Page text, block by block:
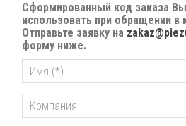
Сформированный код заказа
использовать при обращении в
Отправьте заявку на
форму ниже.